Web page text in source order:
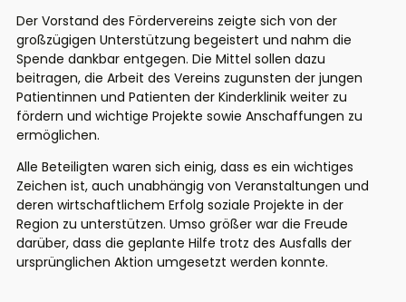
Der Vorstand des Fördervereins zeigte sich von der
großzügigen Unterstützung begeistert und nahm die
Spende dankbar entgegen. Die Mittel sollen dazu
beitragen, die Arbeit des Vereins zugunsten der jungen
Patientinnen und Patienten der Kinderklinik weiter zu
fördern und wichtige Projekte sowie Anschaffungen zu
ermöglichen.
Alle Beteiligten waren sich einig, dass es ein wichtiges
Zeichen ist, auch unabhängig von Veranstaltungen und
deren wirtschaftlichem Erfolg soziale Projekte in der
Region zu unterstützen. Umso größer war die Freude
darüber, dass die geplante Hilfe trotz des Ausfalls der
ursprünglichen Aktion umgesetzt werden konnte.